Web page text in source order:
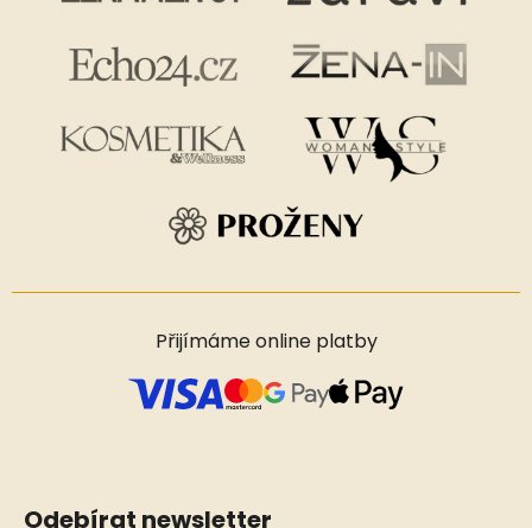
Přijímáme online platby
Odebírat newsletter